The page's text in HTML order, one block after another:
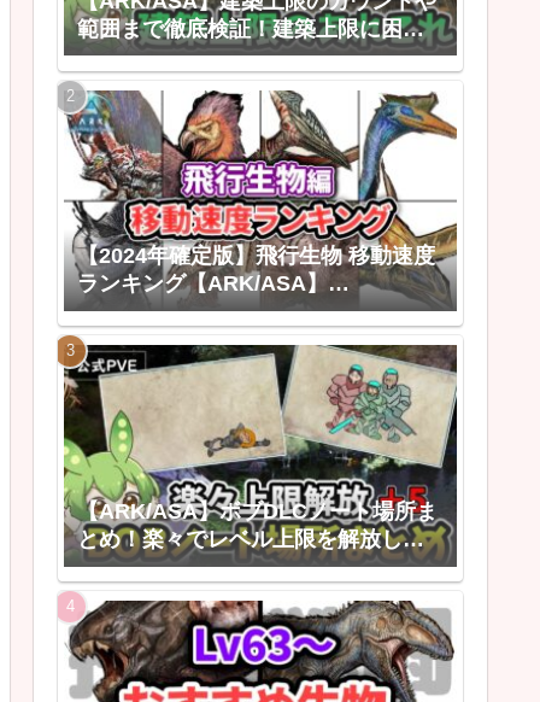
範囲まで徹底検証！建築上限に困ら
なくなる建築上限のあれこれ
【2024年確定版】飛行生物 移動速度
ランキング【ARK/ASA】
【ARK:Survival Ascended ゆっくり
解説】
【ARK/ASA】ボブDLCノート場所ま
とめ！楽々でレベル上限を解放しよ
う！